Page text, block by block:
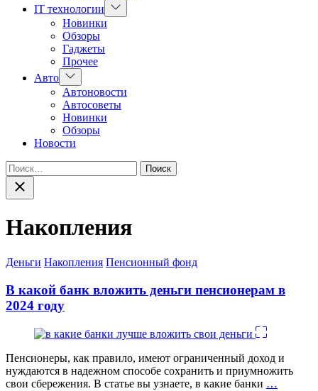
IT технологии
Показать
подменю
Новинки
Обзоры
Гаджеты
Прочее
Авто Показать
подменю
Автоновости
Автосоветы
Новинки
Обзоры
Новости
Найти:
Закрыть
поиск
Накопления
Категории
Деньги Накопления Пенсионный фонд
В какой банк вложить деньги пенсионерам в
2024 году
Пенсионеры, как правило, имеют ограниченный доход и
нуждаются в надежном способе сохранить и приумножить
свои сбережения. В статье вы узнаете, в какие банки …